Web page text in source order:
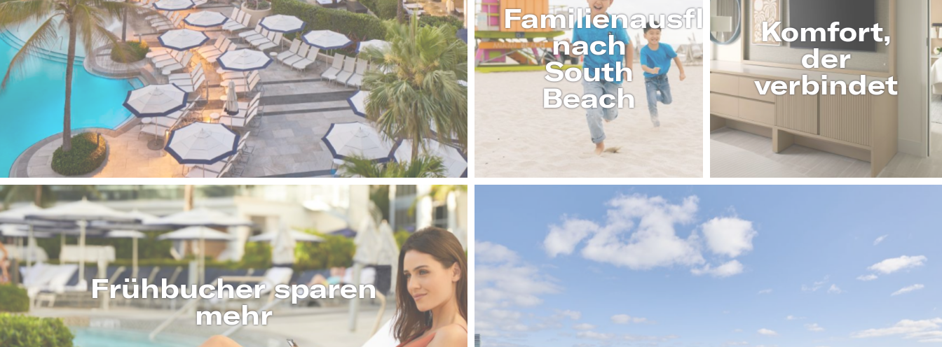
Familienausflug
nach
South
Beach
MEHR ERFAHREN
Komfort,
der
verbindet
Frühbucher sparen
mehr
MEHR ERFAHREN